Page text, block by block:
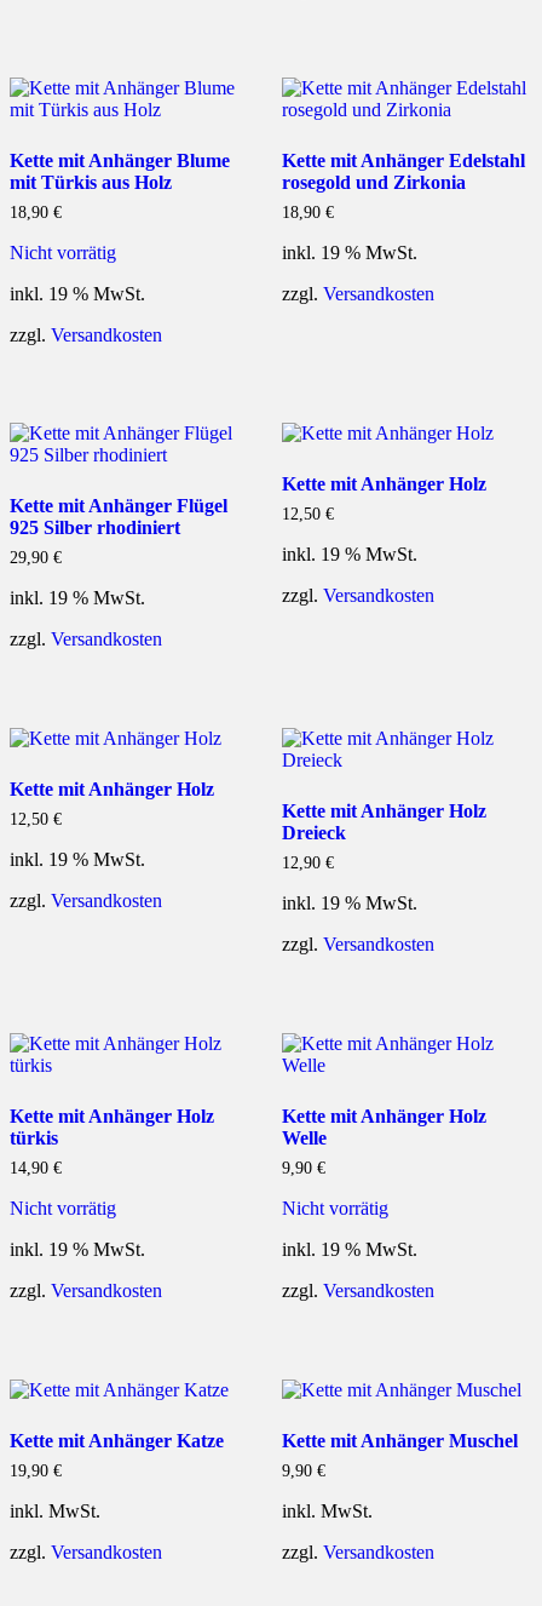
Kette mit Anhänger Blume
mit Türkis aus Holz
18,90 €
Nicht vorrätig
inkl. 19 % MwSt.
zzgl. Versandkosten
Kette mit Anhänger Edelstahl
rosegold und Zirkonia
18,90 €
inkl. 19 % MwSt.
zzgl. Versandkosten
Kette mit Anhänger Flügel
925 Silber rhodiniert
29,90 €
inkl. 19 % MwSt.
zzgl. Versandkosten
Kette mit Anhänger Holz
12,50 €
inkl. 19 % MwSt.
zzgl. Versandkosten
Kette mit Anhänger Holz
12,50 €
inkl. 19 % MwSt.
zzgl. Versandkosten
Kette mit Anhänger Holz
Dreieck
12,90 €
inkl. 19 % MwSt.
zzgl. Versandkosten
Kette mit Anhänger Holz
türkis
14,90 €
Nicht vorrätig
inkl. 19 % MwSt.
zzgl. Versandkosten
Kette mit Anhänger Holz
Welle
9,90 €
Nicht vorrätig
inkl. 19 % MwSt.
zzgl. Versandkosten
Kette mit Anhänger Katze
19,90 €
inkl. MwSt.
zzgl. Versandkosten
Kette mit Anhänger Muschel
9,90 €
inkl. MwSt.
zzgl. Versandkosten